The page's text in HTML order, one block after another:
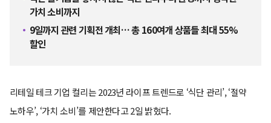
가치 소비까지
9일까지 관련 기획전 개최… 총 160여개 상품들 최대 55%
할인
리테일 테크 기업 컬리는 2023년 라이프 트렌드로 ‘식단 관리’, ‘절약
노하우’, ‘가치 소비’를 제안한다고 2일 밝혔다.